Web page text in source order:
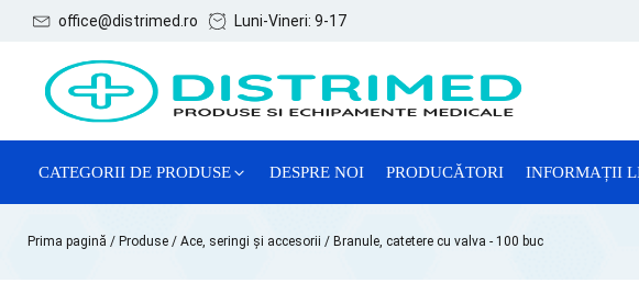
office@distrimed.ro Luni-Vineri: 9-17
CATEGORII DE PRODUSE
ACE, SERINGI ȘI ACCESORII
CONSUMABILE GENERALE
CONSUMABILE
Anatomie
DESPRE NOI PRODUCĂTORI INFORMAȚII
Prima pagină / Produse / Ace, seringi și accesorii / Branule, catetere cu valva - 100 buc